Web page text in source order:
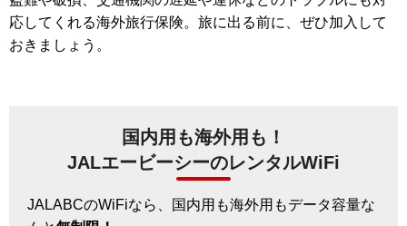
応してくれる海外旅行保険。旅に出る前に、ぜひ加入して
おきましょう。
国内用も海外用も！
JALエービーシーのレンタルWiFi
JALABCのWiFiなら、国内用も海外用もデータ容量な